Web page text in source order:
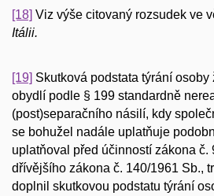
[18] Viz výše citovaný rozsudek ve
Itálii.
[19] Skutková podstata týrání
obydlí podle § 199 standardně
(post)separačního násilí, kdy
se bohužel nadále uplatňuje
uplatňoval před účinností zákona č.
dřívějšího zákona č. 140/1961 Sb.,
doplnil skutkovou podstatu týrání